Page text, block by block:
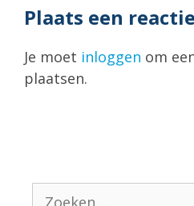
Plaats een reactie
Je moet inloggen om
plaatsen.